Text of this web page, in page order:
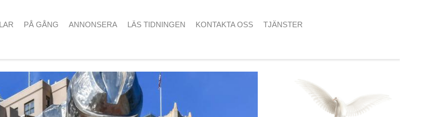
PÅ GÅNG ANNONSERA LÄS TIDNINGEN KONTAKTA OSS TJÄNSTER